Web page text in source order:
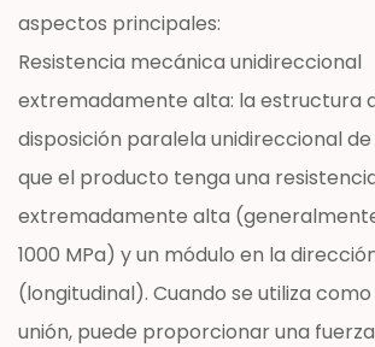
aspectos principales:
Resistencia mecánica unidireccional
extremadamente alta: la estructura
disposición paralela unidireccional
que el producto tenga una
extremadamente alta
1000 MPa) y un módulo en la
(longitudinal). Cuando se utiliza
unión, puede proporcionar una